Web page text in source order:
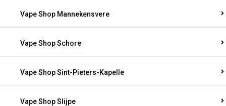
Vape Shop Mannekensvere
Vape Shop Schore
Vape Shop Sint-Pieters-Kapelle
Vape Shop Slijpe